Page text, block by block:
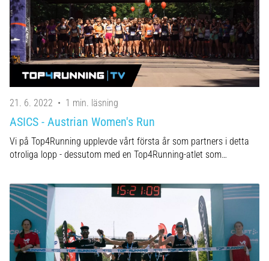
21. 6. 2022 • 1 min. läsning
ASICS - Austrian Women's Run
Vi på Top4Running upplevde vårt första år som partners i detta
otroliga lopp - dessutom med en Top4Running-atlet som…